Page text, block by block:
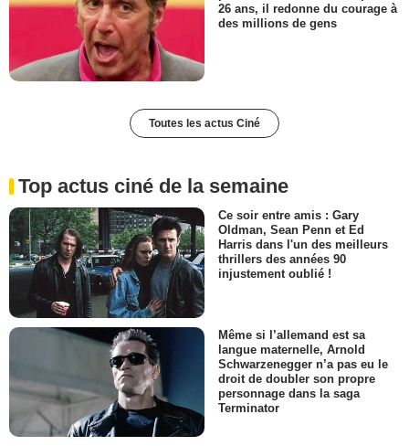
26 ans, il redonne du courage à
des millions de gens
Toutes les actus Ciné
Top actus ciné de la semaine
Ce soir entre amis : Gary
Oldman, Sean Penn et Ed
Harris dans l'un des meilleurs
thrillers des années 90
injustement oublié !
Même si l’allemand est sa
langue maternelle, Arnold
Schwarzenegger n’a pas eu le
droit de doubler son propre
personnage dans la saga
Terminator